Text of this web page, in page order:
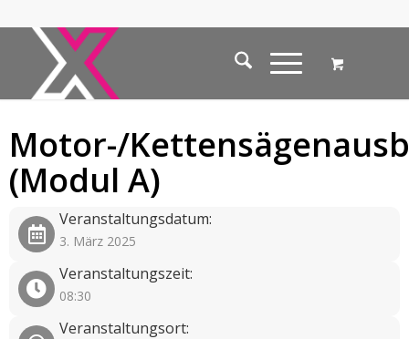
Motor-/
(Modul A)
Veranstaltungsdatum:
3. März 2025
Veranstaltungszeit:
08:30
Veranstaltungsort: